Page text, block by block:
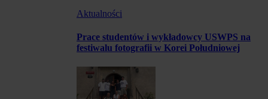
Aktualności
Prace studentów i wykładowcy USWPS na
festiwalu fotografii w Korei Południowej